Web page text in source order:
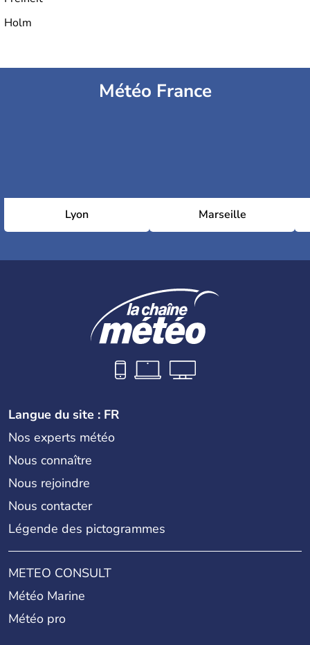
Holm
Météo France
Lyon Marseille
Langue du site : FR
Nos experts météo
Nous connaître
Nous rejoindre
Nous contacter
Légende des pictogrammes
METEO CONSULT
Météo Marine
Météo pro